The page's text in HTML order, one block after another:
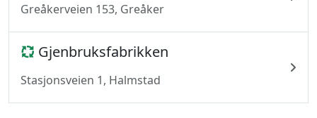
Greåkerveien 153, Greåker
Gjenbruksfabrikken
Stasjonsveien 1, Halmstad